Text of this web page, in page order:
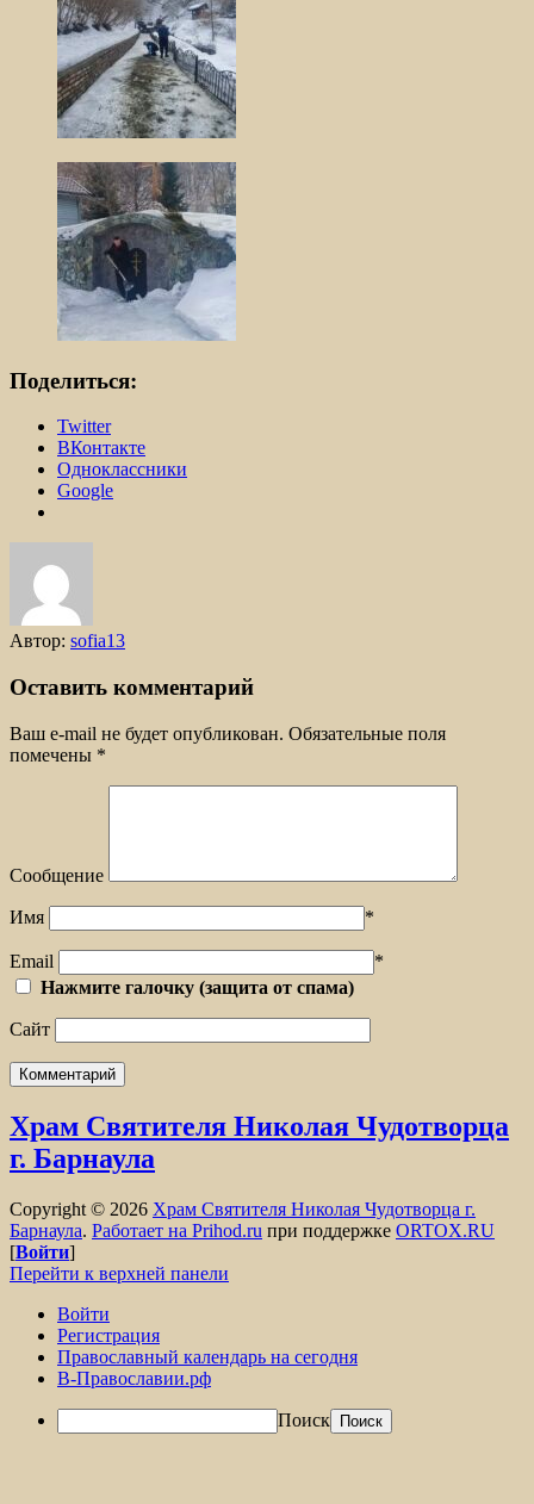
Поделиться:
Twitter
ВКонтакте
Одноклассники
Google
Автор: sofia13
Оставить комментарий
Ваш e-mail не будет опубликован. Обязательные поля
помечены *
Сообщение
Имя *
Email
*
Нажмите галочку (защита от спама)
Сайт
Храм Святителя Николая Чудотворца
г. Барнаула
Copyright © 2026 Храм Святителя Николая Чудотворца г.
Барнаула. Работает на Prihod.ru при поддержке ORTOX.RU
[Войти]
Перейти к верхней панели
Войти
Регистрация
Православный календарь на сегодня
В-Православии.рф
Поиск